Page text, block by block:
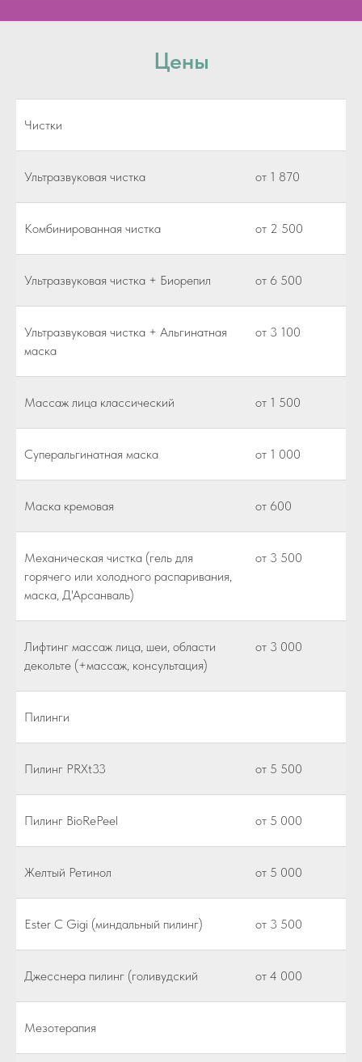
Цены
Чистки
Ультразвуковая чистка от 1 870
Комбинированная чистка от 2 500
Ультразвуковая чистка + Биорепил от 6 500
Ультразвуковая чистка + Альгинатная
маска
от 3 100
Массаж лица классический от 1 500
Суперальгинатная маска от 1 000
Маска кремовая от 600
Механическая чистка (гель для
горячего или холодного распаривания,
маска, Д'Арсанваль)
от 3 500
Лифтинг массаж лица, шеи, области
декольте (+массаж, консультация)
от 3 000
Пилинги
Пилинг PRXt33 от 5 500
Пилинг BioRePeel от 5 000
Желтый Ретинол от 5 000
Ester C Gigi (миндальный пилинг) от 3 500
Джесснера пилинг (голивудский от 4 000
Мезотерапия